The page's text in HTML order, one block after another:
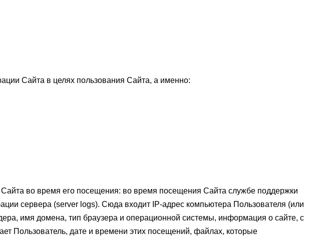
Сайта в целях пользования Сайта, а именно:
во время его посещения: во время посещения Сайта службе поддержки
сервера (server logs). Сюда входит IP-адрес компьютера Пользователя (или
имя домена, тип браузера и операционной системы, информация о сайте, с
Пользователь, дате и времени этих посещений, файлах, которые